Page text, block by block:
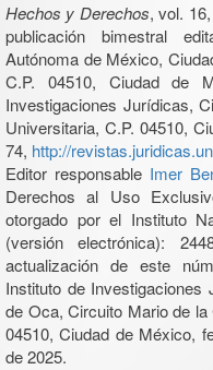
Hechos y Derechos, vol.
publicación bimestral
Autónoma de México,
C.P. 04510, Ciudad de
Investigaciones Jurídicas,
Universitaria, C.P. 04510,
74, http://
Editor responsable Imer
Derechos al Uso
otorgado por el Instituto
(versión electrónica):
actualización de este
Instituto de
de Oca, Circuito Mario de
04510, Ciudad de México,
de 2025.